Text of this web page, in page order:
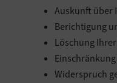
Auskunft über
Berichtigung
Löschung
Widerspruch